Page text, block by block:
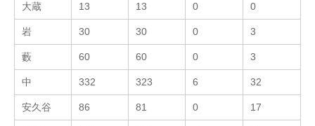
大蔵 13 13 0 0
岩 30 30 0 3
藪 60 60 0 3
中 332 323 6 32
安久谷 86 81 0 17